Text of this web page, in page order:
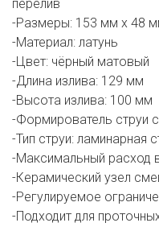
перелив
-Размеры: 153 мм х 48
-Материал: латунь
-Цвет: чёрный матовый
-Длина излива: 129 мм
-Высота излива: 100 мм
-Формирователь струи
-Тип струи: ламинарная
-Максимальный расход
-Керамический узел
-Регулируемое
-Подходит для